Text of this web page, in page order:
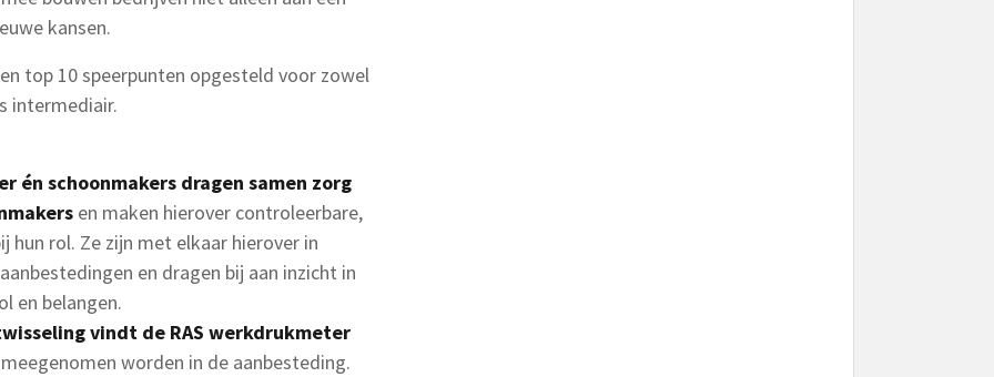
kansen.
top 10 speerpunten opgesteld voor zowel
intermediair.
én schoonmakers dragen samen zorg
en maken hierover controleerbare,
hun rol. Ze zijn met elkaar hierover in
en dragen bij aan inzicht in
en belangen.
vindt de RAS werkdrukmeter
worden in de aanbesteding.